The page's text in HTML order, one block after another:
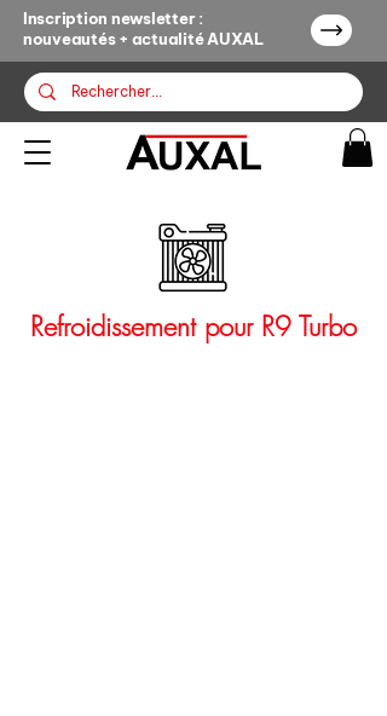
Inscription newsletter :
nouveautés + actualité AUXAL
Refroidissement pour R9 Turbo